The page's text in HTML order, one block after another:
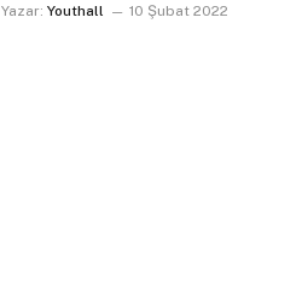
Yazar: Youthall 10 Şubat 2022